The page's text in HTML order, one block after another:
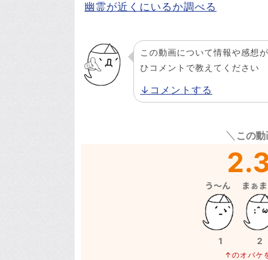
幽霊が近くにいるか調べる
この動画について情報や感想
ひコメントで教えてください
↓コメントする
この
1 2
↑のオバケ